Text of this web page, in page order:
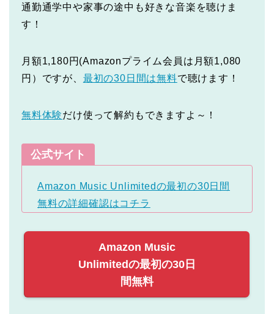
通勤通学中や家事の途中も好きな音楽を聴けま
す！
月額1,180円(Amazonプライム会員は月額1,080
円）ですが、 最初の30日間は無料で聴けます！
無料体験だけ使って解約もできますよ～！
公式サイト
Amazon Music Unlimitedの最初の30日間
無料の詳細確認はコチラ
Amazon Music
Unlimitedの最初の30日
間無料